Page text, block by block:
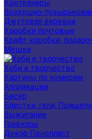
Контейнеры
Воздушно-
Джутовая веревка
Коробки почтовые
Крафт коробки,
Мешки
Хоби и творчество
Картины по номерам
Аппликации
Бисер
Блестки, гели,
Выжигание
Гравюры
Декор Пенопласт